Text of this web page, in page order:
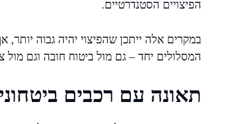
הפיצויים הסטנדרטיים.
במקרים אלה ייתכן שהפיצוי יהיה גבוה יותר,
המסלולים יחד – גם מול ביטוח חובה וגם מול
תאונה עם רכבים